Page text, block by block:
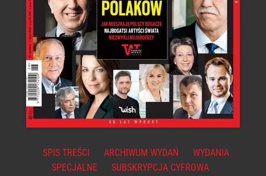
SPIS TREŚCI ARCHIWUM WYDAŃ
WYDANIA
SPECJALNE
SUBSKRYPCJA CYFROWA